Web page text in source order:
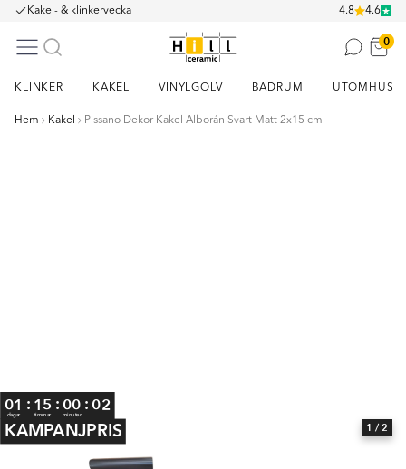
Kakel- & klinkervecka 4.8 4.6
0
KLINKER KAKEL VINYLGOLV BADRUM UTOMHUS
Hem Kakel Pissano Dekor Kakel Alborán Svart Matt 2x15 cm
01
dagar
: 15
timmar
: 00
minuter
: 02
KAMPANJPRIS 1 / 2